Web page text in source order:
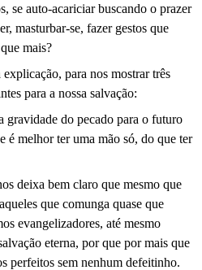
se auto-acariciar buscando o prazer
masturbar-se, fazer gestos que
mais?
explicação, para nos mostrar três
para a nossa salvação:
gravidade do pecado para o futuro
é melhor ter uma mão só, do que ter
deixa bem claro que mesmo que
que comunga quase que
evangelizadores, até mesmo
eterna, por que por mais que
perfeitos sem nenhum defeitinho.